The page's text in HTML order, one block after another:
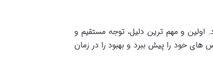
و مهم ترین دلیل، توجه مستقیم و
خود را پیش ببرد و بهبود را در زمان